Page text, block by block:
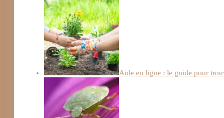
Aide en ligne : le guide pour